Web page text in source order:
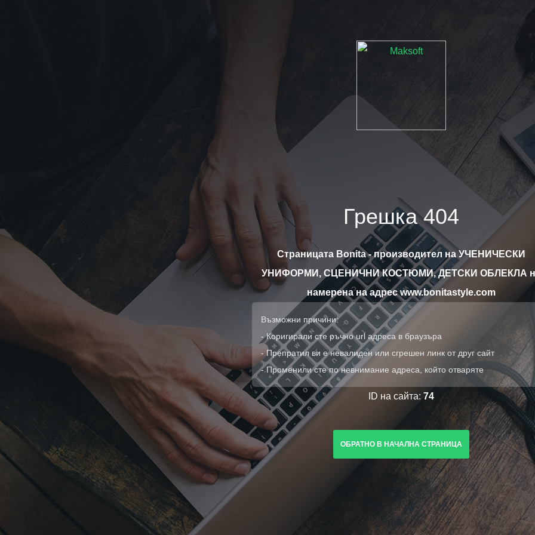
Грешка 404
Страницата Bonita - производител на УЧЕНИЧЕСКИ
УНИФОРМИ, СЦЕНИЧНИ КОСТЮМИ, ДЕТСКИ ОБЛЕКЛА
намерена на адрес www.bonitastyle.com
Възможни причини:
- Коригирали сте ръчно url адреса в браузъра
- Препратил ви е невалиден или сгрешен линк от друг сайт
- Променили сте по невнимание адреса, който отваряте
ID на сайта: 74
ОБРАТНО В НАЧАЛНА СТРАНИЦА